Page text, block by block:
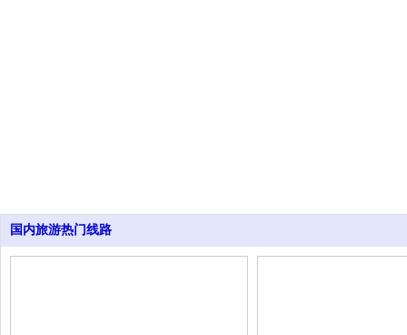
国内旅游热门线路